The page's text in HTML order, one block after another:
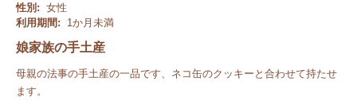
性別: 女性
利用期間:
1か月未満
娘家族の手土産
母親の法事の手土産の一品です、ネコ缶のクッキーと合わせて持たせ
ます。